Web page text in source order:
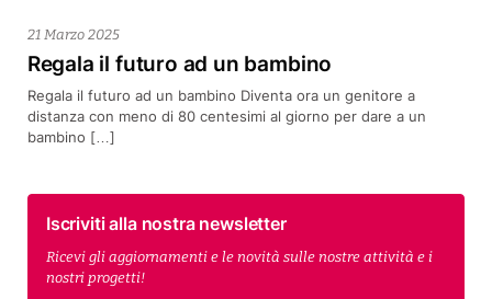
Regala il futuro ad un bambino
21 Marzo 2025
Regala il futuro ad un bambino Diventa ora un genitore a
distanza con meno di 80 centesimi al giorno per dare a un
bambino […]
Iscriviti alla nostra newsletter
Ricevi gli aggiornamenti e le novità sulle nostre attività e i
nostri progetti!